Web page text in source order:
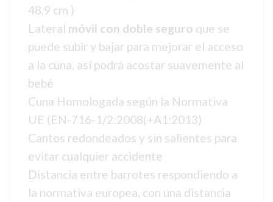
48,9 cm )
Lateral móvil con doble seguro que se
puede subir y bajar para mejorar el acceso
a la cuna, así podrá acostar suavemente al
bebé
Cuna Homologada según la Normativa
UE (EN-716-1/2:2008(+A1:2013)
Cantos redondeados y sin salientes para
evitar cualquier accidente
Distancia entre barrotes respondiendo a
la normativa europea, con una distancia